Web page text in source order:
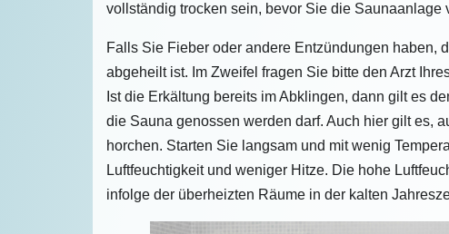
vollständig trocken sein, bevor Sie die Saunaanlage
Falls Sie Fieber oder andere Entzündungen haben,
abgeheilt ist. Im Zweifel fragen Sie bitte den Arzt
Ist die Erkältung bereits im Abklingen, dann gilt es
die Sauna genossen werden darf. Auch hier gilt es,
horchen. Starten Sie langsam und mit wenig
Luftfeuchtigkeit und weniger Hitze. Die hohe
infolge der überheizten Räume in der kalten